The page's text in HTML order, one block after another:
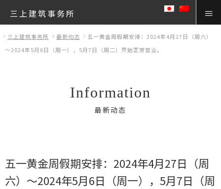
三上建筑事务所
三上建筑事务所 最新动态
五一黄金周假期安排：2024年4月27日（周六）
～2024年5月6日（周一），5月7日（周二）开始正常营业。
Information
最新动态
五一黄金周假期安排：2024年4月27日（周
六）～2024年5月6日（周一），5月7日（周